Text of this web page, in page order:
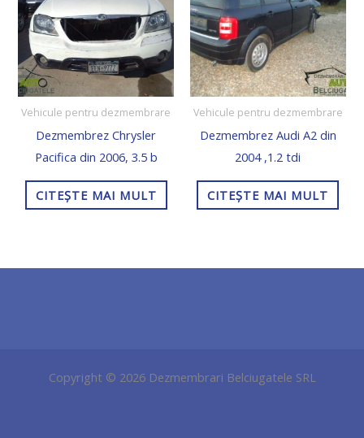
Vehicule pentru dezmembrare
Dezmembrez Chrysler
Pacifica din 2006, 3.5 b
CITEȘTE MAI MULT
Vehicule pentru dezmembrare
Dezmembrez Audi A2 din
2004 ,1.2 tdi
CITEȘTE MAI MULT
Copyright © 2026 Dezmembrari Belciugatele SRL